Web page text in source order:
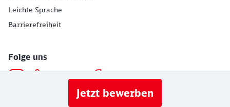
Jetzt bewerben
Leichte Sprache
Barrierefreiheit
Folge uns